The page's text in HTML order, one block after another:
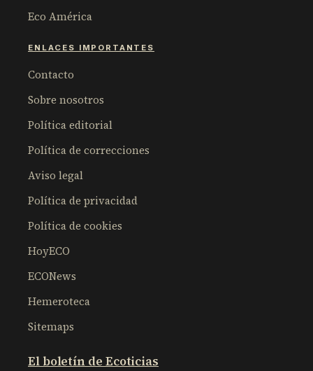
Eco América
ENLACES IMPORTANTES
Contacto
Sobre nosotros
Política editorial
Política de correcciones
Aviso legal
Política de privacidad
Política de cookies
HoyECO
ECONews
Hemeroteca
Sitemaps
El boletín de Ecoticias